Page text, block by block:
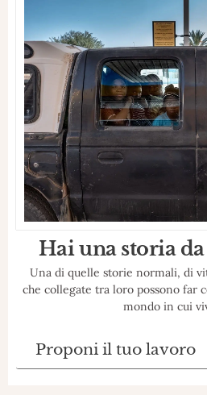
Hai una storia
Una di quelle storie normali, di
che collegate tra loro possono far
mondo in cui
Proponi il tuo lavoro